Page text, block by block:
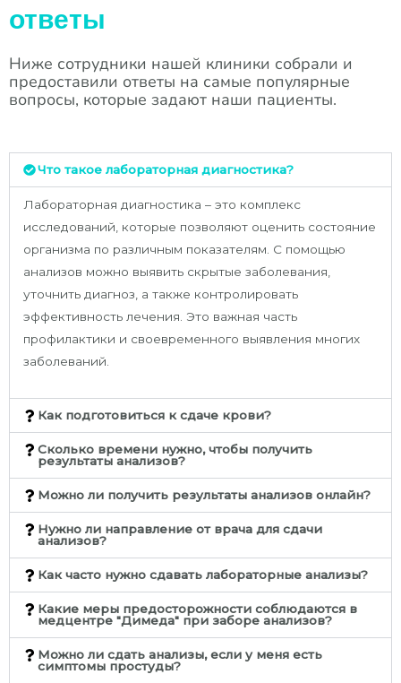
ответы
Ниже сотрудники нашей клиники собрали и
предоставили ответы на самые популярные
вопросы, которые задают наши пациенты.
Что такое лабораторная диагностика?
Лабораторная диагностика – это комплекс
исследований, которые позволяют оценить состояние
организма по различным показателям. С помощью
анализов можно выявить скрытые заболевания,
уточнить диагноз, а также контролировать
эффективность лечения. Это важная часть
профилактики и своевременного выявления многих
заболеваний.
Как подготовиться к сдаче крови?
Сколько времени нужно, чтобы получить
результаты анализов?
Можно ли получить результаты анализов онлайн?
Нужно ли направление от врача для сдачи
анализов?
Как часто нужно сдавать лабораторные анализы?
Какие меры предосторожности соблюдаются в
медцентре "Димеда" при заборе анализов?
Можно ли сдать анализы, если у меня есть
симптомы простуды?